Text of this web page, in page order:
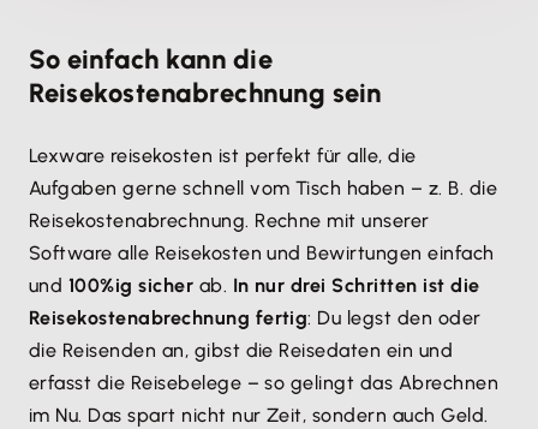
So einfach kann die
Reisekostenabrechnung sein
Lexware reisekosten ist perfekt für alle, die
Aufgaben gerne schnell vom Tisch haben – z. B. die
Reisekostenabrechnung. Rechne mit unserer
Software alle Reisekosten und Bewirtungen einfach
und 100%ig sicher ab. In nur drei Schritten ist die
Reisekostenabrechnung fertig: Du legst den oder
die Reisenden an, gibst die Reisedaten ein und
erfasst die Reisebelege – so gelingt das Abrechnen
im Nu. Das spart nicht nur Zeit, sondern auch Geld.